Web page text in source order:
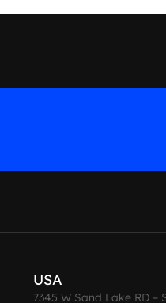
USA
7345 W Sand Lake RD –